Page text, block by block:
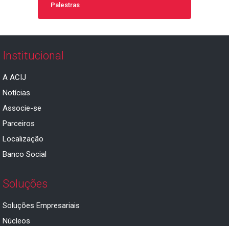
Palestras
Institucional
A ACIJ
Notícias
Associe-se
Parceiros
Localização
Banco Social
Soluções
Soluções Empresariais
Núcleos